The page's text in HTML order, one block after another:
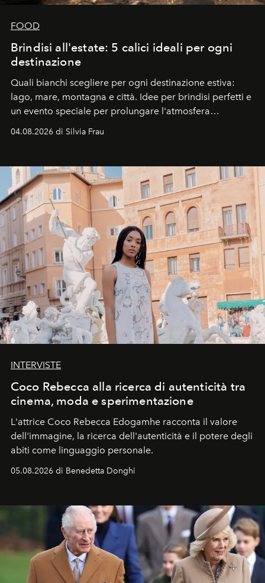
FOOD
Brindisi all'estate: 5 calici ideali per ogni
destinazione
Quali bianchi scegliere per ogni destinazione estiva:
lago, mare, montagna e città. Idee per brindisi perfetti e
un evento speciale per prolungare l'atmosfera
04.08.2026 di Silvia Frau
INTERVISTE
Coco Rebecca alla ricerca di autenticità tra
cinema, moda e sperimentazione
L'attrice Coco Rebecca Edogamhe racconta il valore
dell'immagine, la ricerca dell'autenticità e il potere degli
abiti come linguaggio personale.
05.08.2026 di Benedetta Donghi